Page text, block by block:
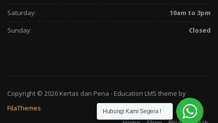
Saturday:
10am to 3pm
Sunday:
Closed
Copyright © 2026 Kertas dan Pena - Education LMS theme by
FilaThemes
Hubungi Kami Segera !